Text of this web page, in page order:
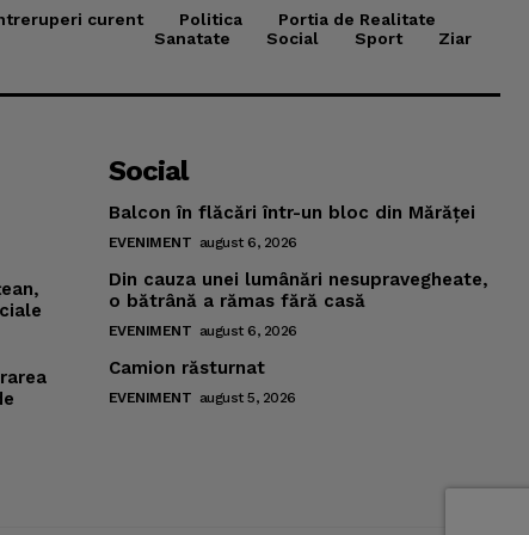
curent Politica
Portia de Realitate
Sanatate
Social Sport Ziar
Social
Balcon în flăcări într-un bloc din Mărăţei
EVENIMENT august 6, 2026
Din cauza unei lumânări nesupravegheate,
o bătrână a rămas fără casă
EVENIMENT august 6, 2026
Camion răsturnat
EVENIMENT august 5, 2026